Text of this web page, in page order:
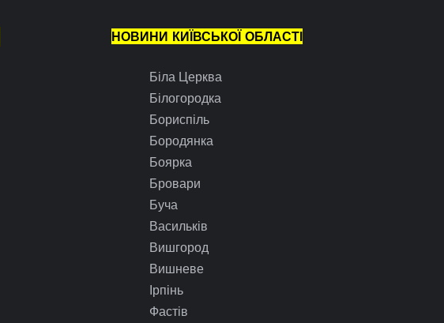
НОВИНИ КИЇВСЬКОЇ ОБЛАСТІ
Біла Церква
Білогородка
Бориспіль
Бородянка
Боярка
Бровари
Буча
Васильків
Вишгород
Вишневе
Ірпінь
Фастів